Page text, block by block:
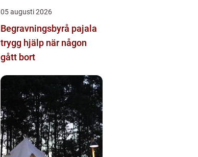
05 augusti 2026
Begravningsbyrå pajala
trygg hjälp när någon
gått bort